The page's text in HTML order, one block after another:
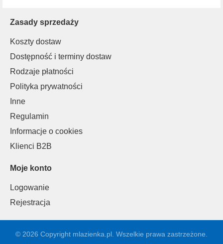
Zasady sprzedaży
Koszty dostaw
Dostępność i terminy dostaw
Rodzaje płatności
Polityka prywatności
Inne
Regulamin
Informacje o cookies
Klienci B2B
Moje konto
Logowanie
Rejestracja
© 2026 Copyright mlazienka.pl. Wszelkie prawa zastrzeżone.